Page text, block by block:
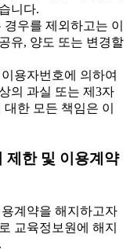
니다.
우를 제외하고는 이
유, 양도 또는 변경할
용자번호에 의하여
의 과실 또는 제3자
한 모든 책임은 이
제한 및 이용계약
계약을 해지하고자
교육정보원에 해지